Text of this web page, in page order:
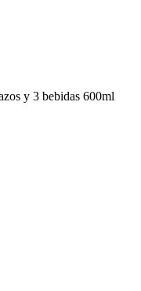
y 3 bebidas 600ml